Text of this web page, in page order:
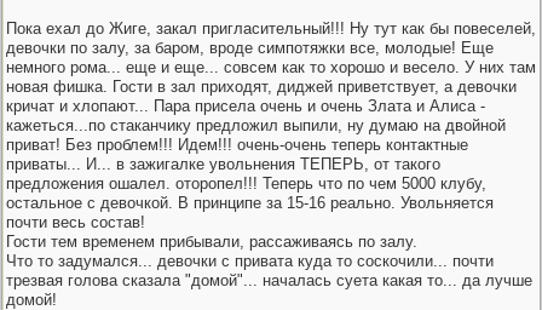
Пока ехал до Жиге, закал пригласительный!!! Ну тут как бы повеселей,
девочки по залу, за баром, вроде симпотяжки все, молодые! Еще
немного рома... еще и еще... совсем как то хорошо и весело. У них там
новая фишка. Гости в зал приходят, диджей приветствует, а девочки
кричат и хлопают... Пара присела очень и очень Злата и Алиса -
кажеться...по стаканчику предложил выпили, ну думаю на двойной
приват! Без проблем!!! Идем!!! очень-очень теперь контактные
приваты... И... в зажигалке увольнения ТЕПЕРЬ, от такого
предложения ошалел. оторопел!!! Теперь что по чем 5000 клубу,
остальное с девочкой. В принципе за 15-16 реально. Увольняется
почти весь состав!
Гости тем временем прибывали, рассаживаясь по залу.
Что то задумался... девочки с привата куда то соскочили... почти
трезвая голова сказала "домой"... началась суета какая то... да лучше
домой!